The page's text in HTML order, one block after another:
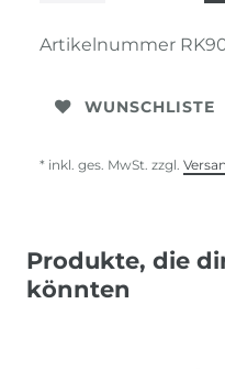
Artikelnummer
WUNSCHLISTE
* inkl. ges. MwSt. zzgl.
Produkte, die
könnten